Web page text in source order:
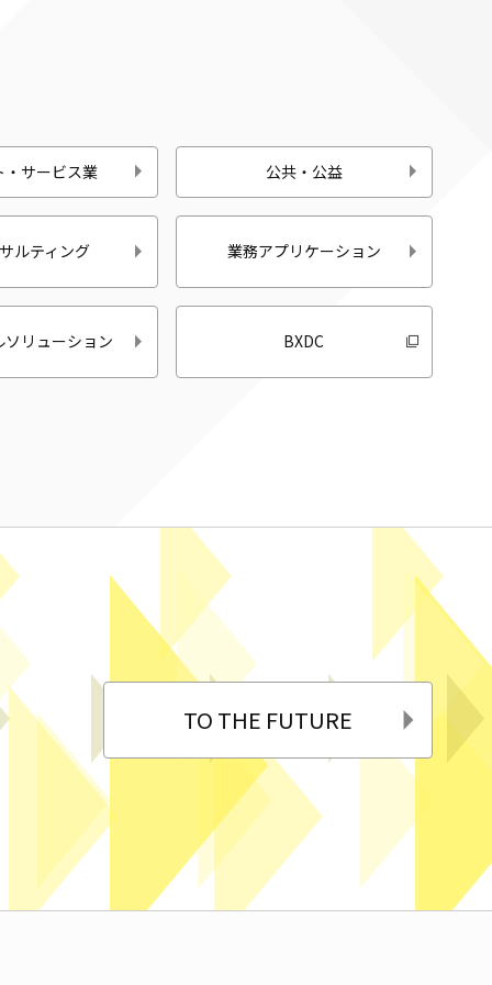
・サービス業 公共・公益
ルティング 業務アプリケーション
ソリューション BXDC
TO THE FUTURE